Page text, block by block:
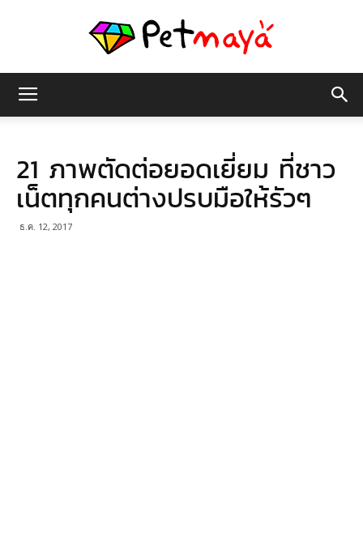
มายา
21 ภาพตัดต่อยอดเยี่ยม ที่ชาว
เน็ตทุกคนต่างปรบมือให้รัวๆ
ธ.ค. 12, 2017